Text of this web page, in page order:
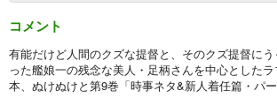
コメント
有能だけど人間のクズな提督と、そのクズ提督に
った艦娘一の残念な美人・足柄さんを中心とした
本、ぬけぬけと第9巻「時事ネタ&新人着任篇・パー